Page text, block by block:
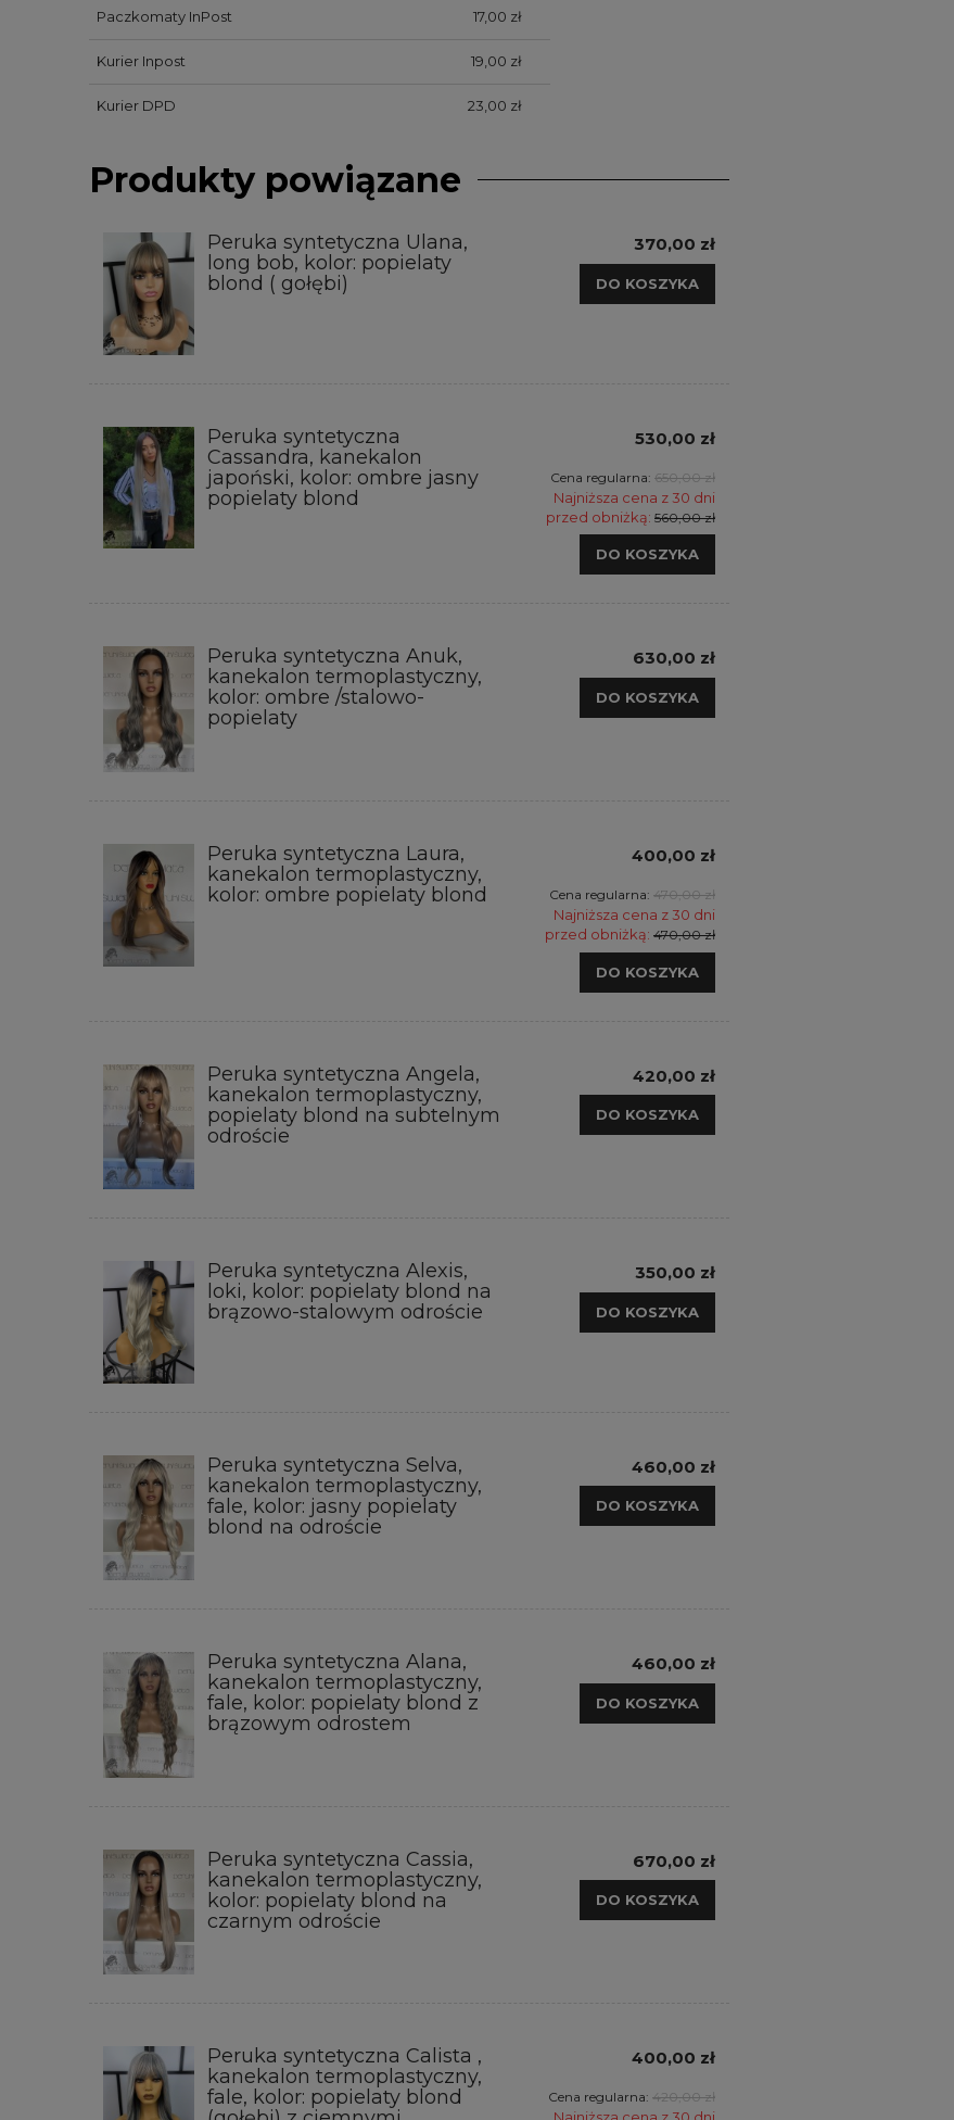
Paczkomaty InPost 17,00 zł
Kurier Inpost 19,00 zł
Kurier DPD 23,00 zł
Produkty powiązane
Peruka syntetyczna Ulana,
long bob, kolor: popielaty
blond ( gołębi)
370,00 zł
DO KOSZYKA
Peruka syntetyczna
Cassandra, kanekalon
japoński, kolor: ombre jasny
popielaty blond
530,00 zł
Cena regularna: 650,00 zł
Najniższa cena z 30 dni
przed obniżką: 560,00 zł
DO KOSZYKA
Peruka syntetyczna Anuk,
kanekalon termoplastyczny,
kolor: ombre /stalowo-
popielaty
630,00 zł
DO KOSZYKA
Peruka syntetyczna Laura,
kanekalon termoplastyczny,
kolor: ombre popielaty blond
400,00 zł
Cena regularna: 470,00 zł
Najniższa cena z 30 dni
przed obniżką: 470,00 zł
DO KOSZYKA
Peruka syntetyczna Angela,
kanekalon termoplastyczny,
popielaty blond na subtelnym
odroście
420,00 zł
DO KOSZYKA
Peruka syntetyczna Alexis,
loki, kolor: popielaty blond na
brązowo-stalowym odroście
350,00 zł
DO KOSZYKA
Peruka syntetyczna Selva,
kanekalon termoplastyczny,
fale, kolor: jasny popielaty
blond na odroście
460,00 zł
DO KOSZYKA
Peruka syntetyczna Alana,
kanekalon termoplastyczny,
fale, kolor: popielaty blond z
brązowym odrostem
460,00 zł
DO KOSZYKA
Peruka syntetyczna Cassia,
kanekalon termoplastyczny,
kolor: popielaty blond na
czarnym odroście
670,00 zł
DO KOSZYKA
Peruka syntetyczna Calista ,
kanekalon termoplastyczny,
fale, kolor: popielaty blond
400,00 zł
Cena regularna: 420,00 zł